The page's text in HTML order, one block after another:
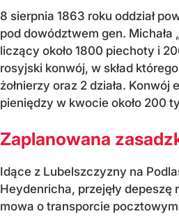
8 sierpnia 1863 roku oddział
pod dowództwem gen. Michała
liczący około 1800 piechoty i
rosyjski konwój, w skład
żołnierzy oraz 2 działa. Konwój
pieniędzy w kwocie około 200
Zaplanowana
Idące z Lubelszczyzny na
Heydenricha, przejęły depeszę
mowa o transporcie